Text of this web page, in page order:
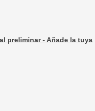
preliminar - Añade la tuya